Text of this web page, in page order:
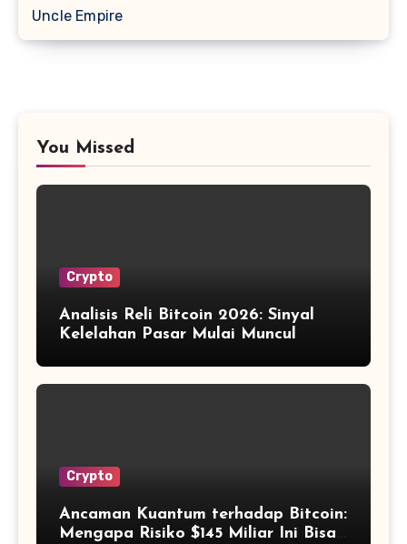
Uncle Empire
You Missed
Crypto
Analisis Reli Bitcoin 2026: Sinyal
Kelelahan Pasar Mulai Muncul
Crypto
Ancaman Kuantum terhadap Bitcoin:
Mengapa Risiko $145 Miliar Ini Bisa